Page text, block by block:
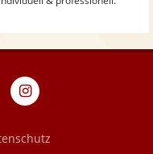
eventpeppers